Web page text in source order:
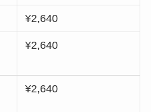
¥2,640
¥2,640
¥2,640